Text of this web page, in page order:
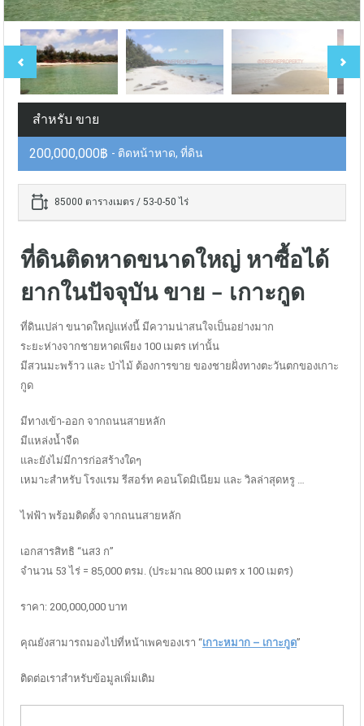
สำหรับ ขาย
200,000,000฿ - ติดหน้าหาด, ที่ดิน
85000 ตารางเมตร / 53-0-50 ไร่
ที่ดินติดหาดขนาดใหญ่ หาซื้อได้
ยากในปัจจุบัน ขาย – เกาะกูด
ที่ดินเปล่า ขนาดใหญ่แห่งนี้ มีความน่าสนใจเป็นอย่างมาก
ระยะห่างจากชายหาดเพียง 100 เมตร เท่านั้น
มีสวนมะพร้าว และ ป่าไม้ ต้องการขาย ของชายฝั่งทางตะวันตกของเกาะ
กูด
มีทางเข้า-ออก จากถนนสายหลัก
มีแหล่งน้ำจืด
และยังไม่มีการก่อสร้างใดๆ
เหมาะสำหรับ โรงแรม รีสอร์ท คอนโดมิเนียม และ วิลล่าสุดหรู …
ไฟฟ้า พร้อมติดตั้ง จากถนนสายหลัก
เอกสารสิทธิ “นส3 ก”
จำนวน 53 ไร่ = 85,000 ตรม. (ประมาณ 800 เมตร x 100 เมตร)
ราคา: 200,000,000 บาท
คุณยังสามารถมองไปที่หน้าเพคของเรา “เกาะหมาก – เกาะกูด”
ติดต่อเราสำหรับข้อมูลเพิ่มเติม